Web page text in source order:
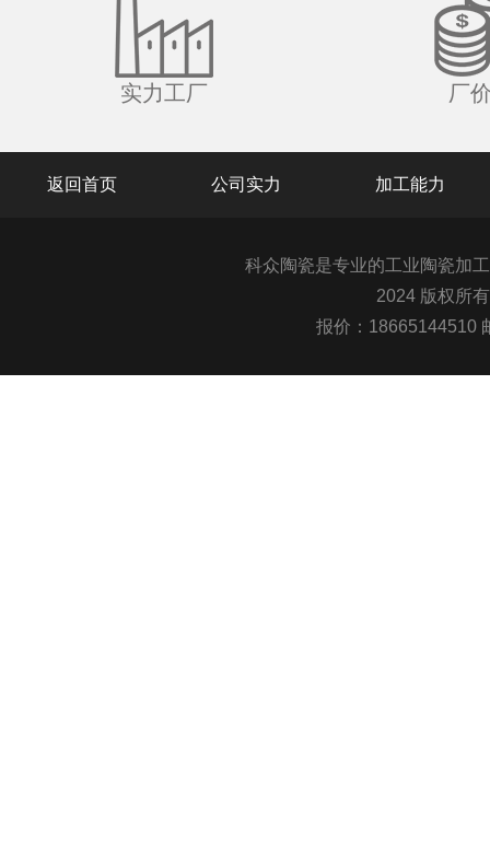
实力工厂 厂
返回首页 公司实力 加工能力
科众陶瓷是专业的工业陶瓷加
2024 版权所
报价：18665144510